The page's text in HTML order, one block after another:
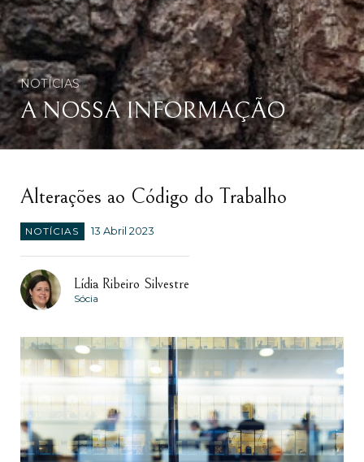
NOTÍCIAS
A NOSSA INFORMAÇÃO
Alterações ao Código do Trabalho
NOTÍCIAS 13 Abril 2023
Lídia Ribeiro Silvestre
Sócia